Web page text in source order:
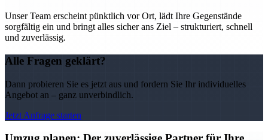
Unser Team erscheint pünktlich vor Ort, lädt Ihre Gegenstände
sorgfältig ein und bringt alles sicher ans Ziel – strukturiert, schnell
und zuverlässig.
Alle Fragen geklärt?
Dann probieren Sie es jetzt aus und fordern Sie Ihr individuelles
Angebot an – ganz unverbindlich.
Jetzt Anfrage starten